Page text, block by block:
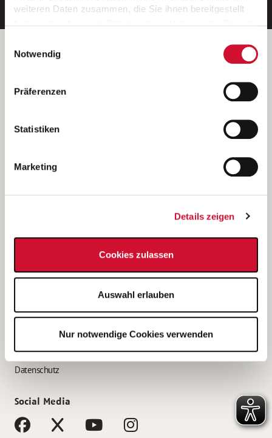
weiteren Daten zusammen, die Sie ihnen bereitgestellt
Wenn Sie auf „Cookies zulassen“ klicken, so stimmen
Sie der Speicherung sämtlicher Cookies zu. Sie können
Ihre Einwilligung selbstverständlich jederzeit widerrufen,
indem Sie die Cookie-Einstellungen aufrufen und diese
unsererDatenschutzerklärung
Notwendig
Präferenzen
Statistiken
Marketing
Details zeigen
Cookies zulassen
Auswahl erlauben
Nur notwendige Cookies verwenden
Betreiber der Webseite
Kantstraße 45a
(Ein Tochterunternehmen des AWO Bezirksverbandes Unterfranken
e.V.)
Bewerbung als Altenpflegehelfer*in
Bewerbung als Erzieher*in
AWO Gliederungen nach Bundesland
Impressum
Datenschutz
Social Media